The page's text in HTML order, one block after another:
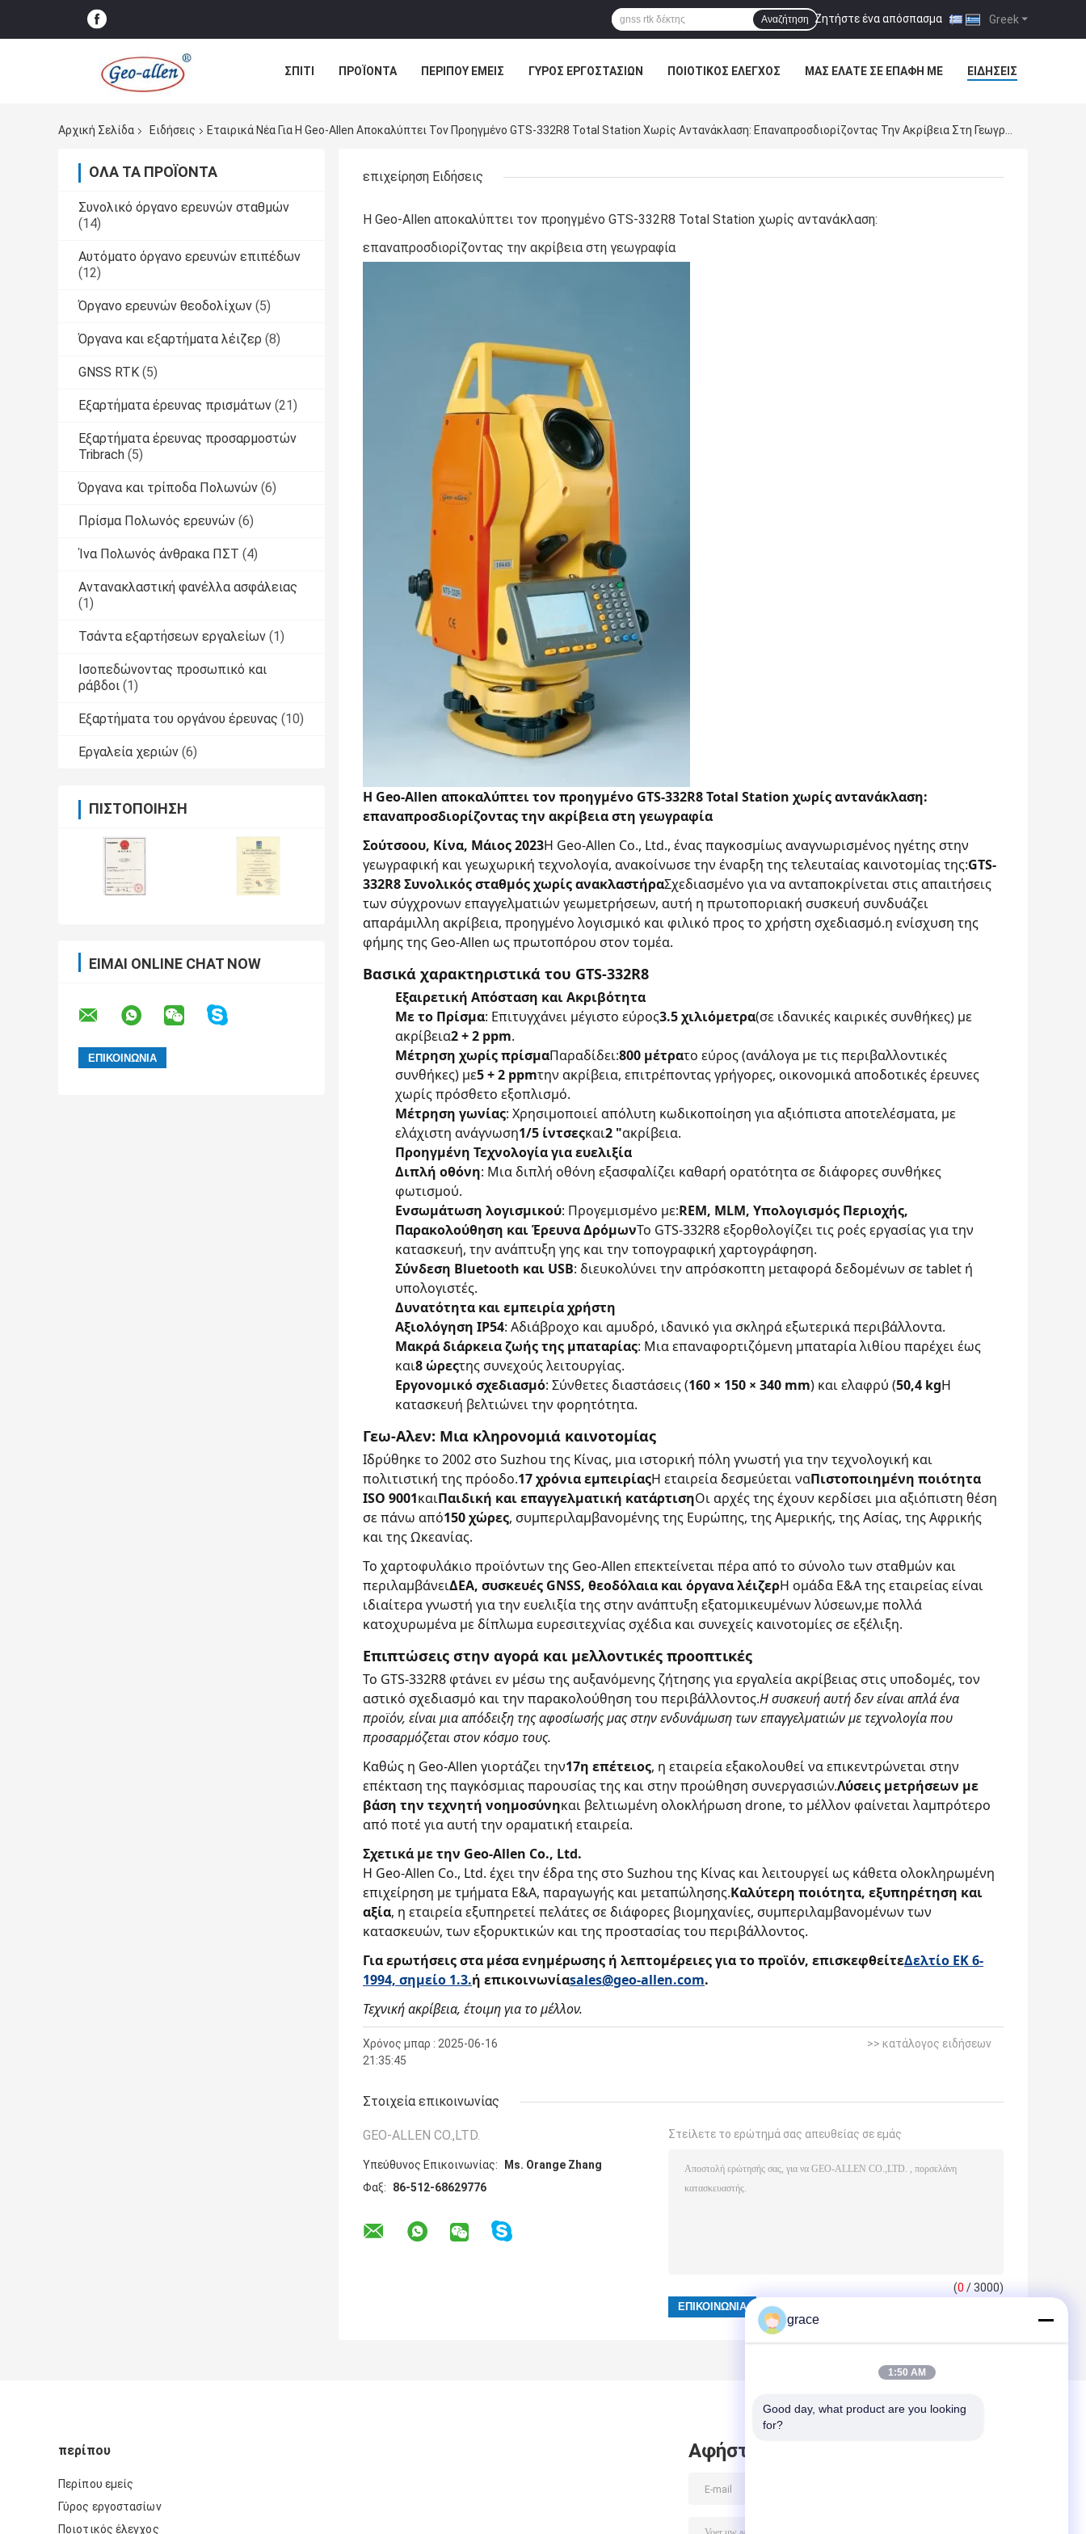
Greek
Ζητήστε ένα απόσπασμα |
Αναζήτηση
ΣΠΊΤΙ ΠΡΟΪΌΝΤΑ ΠΕΡΊΠΟΥ ΕΜΕΊΣ ΓΎΡΟΣ ΕΡΓΟΣΤΑΣΊΩΝ ΠΟΙΟΤΙΚΌΣ ΈΛΕΓΧΟΣ ΜΑΣ ΕΛΆΤΕ ΣΕ ΕΠΑΦΉ ΜΕ ΕΙΔΉΣΕΙΣ
Αρχική Σελίδα
Ειδήσεις Εταιρικά Νέα Για Η Geo-Allen Αποκαλύπτει Τον Προηγμένο GTS-332R8 Total Station Χωρίς Αντανάκλαση: Επαναπροσδιορίζοντας Την Ακρίβεια Στη Γεωγραφία
ΌΛΑ ΤΑ ΠΡΟΪΌΝΤΑ
Συνολικό όργανο ερευνών σταθμών
(14)
Αυτόματο όργανο ερευνών επιπέδων
(12)
Όργανο ερευνών θεοδολίχων (5)
Όργανα και εξαρτήματα λέιζερ (8)
GNSS RTK (5)
Εξαρτήματα έρευνας πρισμάτων (21)
Εξαρτήματα έρευνας προσαρμοστών
Tribrach (5)
Όργανα και τρίποδα Πολωνών (6)
Πρίσμα Πολωνός ερευνών (6)
Ίνα Πολωνός άνθρακα ΠΣΤ (4)
Αντανακλαστική φανέλλα ασφάλειας
(1)
Τσάντα εξαρτήσεων εργαλείων (1)
Ισοπεδώνοντας προσωπικό και
ράβδοι (1)
Εξαρτήματα του οργάνου έρευνας (10)
Εργαλεία χεριών (6)
ΠΙΣΤΟΠΟΊΗΣΗ
ΕΊΜΑΙ ONLINE CHAT NOW
επιχείρηση Ειδήσεις
Η Geo-Allen αποκαλύπτει τον προηγμένο GTS-332R8 Total Station χωρίς αντανάκλαση:
επαναπροσδιορίζοντας την ακρίβεια στη γεωγραφία
Η Geo-Allen αποκαλύπτει τον προηγμένο GTS-332R8 Total Station χωρίς αντανάκλαση:
επαναπροσδιορίζοντας την ακρίβεια στη γεωγραφία
Σούτσοου, Κίνα, Μάιος 2023Η Geo-Allen Co., Ltd., ένας παγκοσμίως αναγνωρισμένος ηγέτης στην
γεωγραφική και γεωχωρική τεχνολογία, ανακοίνωσε την έναρξη της τελευταίας καινοτομίας της:GTS-
332R8 Συνολικός σταθμός χωρίς ανακλαστήραΣχεδιασμένο για να ανταποκρίνεται στις απαιτήσεις
των σύγχρονων επαγγελματιών γεωμετρήσεων, αυτή η πρωτοποριακή συσκευή συνδυάζει
απαράμιλλη ακρίβεια, προηγμένο λογισμικό και φιλικό προς το χρήστη σχεδιασμό.η ενίσχυση της
φήμης της Geo-Allen ως πρωτοπόρου στον τομέα.
Βασικά χαρακτηριστικά του GTS-332R8
Εξαιρετική Απόσταση και Ακριβότητα
Με το Πρίσμα: Επιτυγχάνει μέγιστο εύρος3.5 χιλιόμετρα(σε ιδανικές καιρικές συνθήκες) με
ακρίβεια2 + 2 ppm.
Μέτρηση χωρίς πρίσμαΠαραδίδει:800 μέτρατο εύρος (ανάλογα με τις περιβαλλοντικές
συνθήκες) με5 + 2 ppmτην ακρίβεια, επιτρέποντας γρήγορες, οικονομικά αποδοτικές έρευνες
χωρίς πρόσθετο εξοπλισμό.
Μέτρηση γωνίας: Χρησιμοποιεί απόλυτη κωδικοποίηση για αξιόπιστα αποτελέσματα, με
ελάχιστη ανάγνωση1/5 ίντσεςκαι2 "ακρίβεια.
Προηγμένη Τεχνολογία για ευελιξία
Διπλή οθόνη: Μια διπλή οθόνη εξασφαλίζει καθαρή ορατότητα σε διάφορες συνθήκες
φωτισμού.
Ενσωμάτωση λογισμικού: Προγεμισμένο με:REM, MLM, Υπολογισμός Περιοχής,
Παρακολούθηση και Έρευνα ΔρόμωνΤο GTS-332R8 εξορθολογίζει τις ροές εργασίας για την
κατασκευή, την ανάπτυξη γης και την τοπογραφική χαρτογράφηση.
Σύνδεση Bluetooth και USB: διευκολύνει την απρόσκοπτη μεταφορά δεδομένων σε tablet ή
υπολογιστές.
Δυνατότητα και εμπειρία χρήστη
Αξιολόγηση IP54: Αδιάβροχο και αμυδρό, ιδανικό για σκληρά εξωτερικά περιβάλλοντα.
Μακρά διάρκεια ζωής της μπαταρίας: Μια επαναφορτιζόμενη μπαταρία λιθίου παρέχει έως
και8 ώρεςτης συνεχούς λειτουργίας.
Εργονομικό σχεδιασμό: Σύνθετες διαστάσεις (160 × 150 × 340 mm) και ελαφρύ (50,4 kgΗ
κατασκευή βελτιώνει την φορητότητα.
Γεω-Αλεν: Μια κληρονομιά καινοτομίας
Ιδρύθηκε το 2002 στο Suzhou της Κίνας, μια ιστορική πόλη γνωστή για την τεχνολογική και
πολιτιστική της πρόοδο.17 χρόνια εμπειρίαςΗ εταιρεία δεσμεύεται ναΠιστοποιημένη ποιότητα
ISO 9001καιΠαιδική και επαγγελματική κατάρτισηΟι αρχές της έχουν κερδίσει μια αξιόπιστη θέση
σε πάνω από150 χώρες, συμπεριλαμβανομένης της Ευρώπης, της Αμερικής, της Ασίας, της Αφρικής
και της Ωκεανίας.
Το χαρτοφυλάκιο προϊόντων της Geo-Allen επεκτείνεται πέρα από το σύνολο των σταθμών και
περιλαμβάνειΔΕΑ, συσκευές GNSS, θεοδόλαια και όργανα λέιζερΗ ομάδα Ε&Α της εταιρείας είναι
ιδιαίτερα γνωστή για την ευελιξία της στην ανάπτυξη εξατομικευμένων λύσεων,με πολλά
κατοχυρωμένα με δίπλωμα ευρεσιτεχνίας σχέδια και συνεχείς καινοτομίες σε εξέλιξη.
Επιπτώσεις στην αγορά και μελλοντικές προοπτικές
Το GTS-332R8 φτάνει εν μέσω της αυξανόμενης ζήτησης για εργαλεία ακρίβειας στις υποδομές, τον
αστικό σχεδιασμό και την παρακολούθηση του περιβάλλοντος.Η συσκευή αυτή δεν είναι απλά ένα
προϊόν, είναι μια απόδειξη της αφοσίωσής μας στην ενδυνάμωση των επαγγελματιών με τεχνολογία που
προσαρμόζεται στον κόσμο τους.
Καθώς η Geo-Allen γιορτάζει την17η επέτειος, η εταιρεία εξακολουθεί να επικεντρώνεται στην
επέκταση της παγκόσμιας παρουσίας της και στην προώθηση συνεργασιών.Λύσεις μετρήσεων με
βάση την τεχνητή νοημοσύνηκαι βελτιωμένη ολοκλήρωση drone, το μέλλον φαίνεται λαμπρότερο
από ποτέ για αυτή την οραματική εταιρεία.
Σχετικά με την Geo-Allen Co., Ltd.
Η Geo-Allen Co., Ltd. έχει την έδρα της στο Suzhou της Κίνας και λειτουργεί ως κάθετα ολοκληρωμένη
επιχείρηση με τμήματα Ε&Α, παραγωγής και μεταπώλησης.Καλύτερη ποιότητα, εξυπηρέτηση και
αξία, η εταιρεία εξυπηρετεί πελάτες σε διάφορες βιομηχανίες, συμπεριλαμβανομένων των
κατασκευών, των εξορυκτικών και της προστασίας του περιβάλλοντος.
Για ερωτήσεις στα μέσα ενημέρωσης ή λεπτομέρειες για το προϊόν, επισκεφθείτεΔελτίο ΕΚ 6-
1994, σημείο 1.3.ή επικοινωνίαsales@geo-allen.com.
Τεχνική ακρίβεια, έτοιμη για το μέλλον.
Χρόνος μπαρ : 2025-06-16
21:35:45
>> κατάλογος ειδήσεων
Στοιχεία επικοινωνίας
GEO-ALLEN CO.,LTD.
Υπεύθυνος Επικοινωνίας:
Ms. Orange Zhang
Φαξ:
86-512-68629776
Στείλετε το ερώτημά σας απευθείας σε εμάς
(0 / 3000)
περίπου
Περίπου εμείς
Γύρος εργοστασίων
Ποιοτικός έλεγχος
Αφήστε μήνυμα
grace
1:50 AM
Good day, what product are you looking
for?